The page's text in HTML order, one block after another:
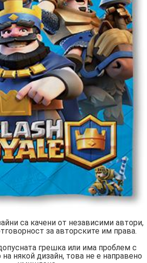
са качени от независими автори,
за авторските им права.
грешка или има проблем с
някой дизайн, това не е направено